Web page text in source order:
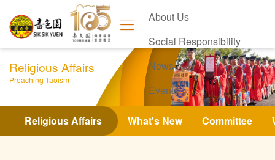
About Us
Social Responsibility
News
Events
Contact Us
Religious Affairs
Preaching Taoism
Religious Affairs What's New Committee